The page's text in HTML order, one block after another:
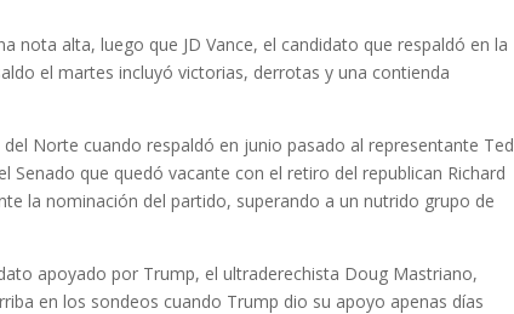
nota alta, luego que JD Vance, el candidato que respaldó en la
el martes incluyó victorias, derrotas y una contienda
Norte cuando respaldó en junio pasado al representante Ted
que quedó vacante con el retiro del republican Richard
la nominación del partido, superando a un nutrido grupo de
apoyado por Trump, el ultraderechista Doug Mastriano,
en los sondeos cuando Trump dio su apoyo apenas días